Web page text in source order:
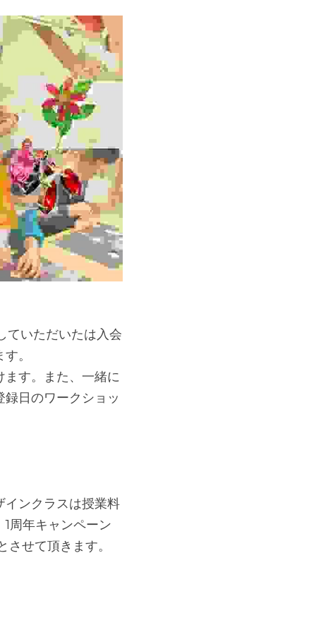
ていただいたは入会
。
す。また、一緒に
日のワークショッ
インクラスは授業料
周年キャンペーン
せて頂きます。